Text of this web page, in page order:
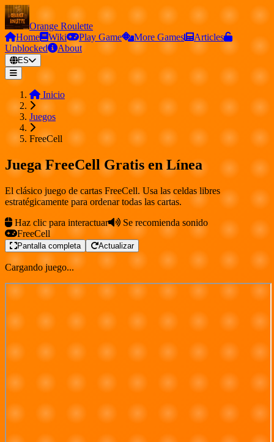
Orange Roulette
Home
Wiki Play Game More Games
Articles
Unblocked
About
ES
Inicio
Juegos
FreeCell
Juega FreeCell Gratis en Línea
El clásico juego de cartas FreeCell. Usa las celdas libres
estratégicamente para ordenar todas las cartas.
Haz clic para interactuar
Se recomienda sonido
FreeCell
Pantalla completa Actualizar
Cargando juego...